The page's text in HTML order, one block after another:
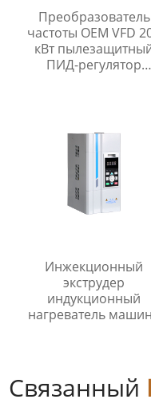
Преобразователь
частоты OEM VFD
кВт
ПИД-регулятор
Инжекционный
экструдер
индукционный
нагреватель
Связанный